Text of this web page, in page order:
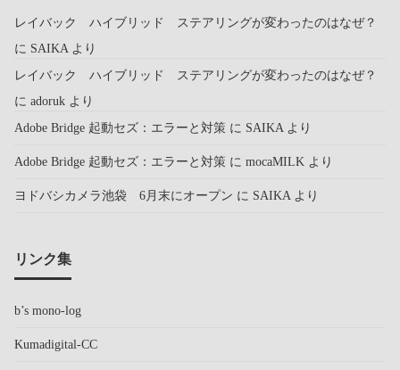
レイバック ハイブリッド ステアリングが変わったのはなぜ？
に SAIKA より
レイバック ハイブリッド ステアリングが変わったのはなぜ？
に adoruk より
Adobe Bridge 起動セズ：エラーと対策 に SAIKA より
Adobe Bridge 起動セズ：エラーと対策 に mocaMILK より
ヨドバシカメラ池袋 6月末にオープン に SAIKA より
リンク集
b’s mono-log
Kumadigital-CC